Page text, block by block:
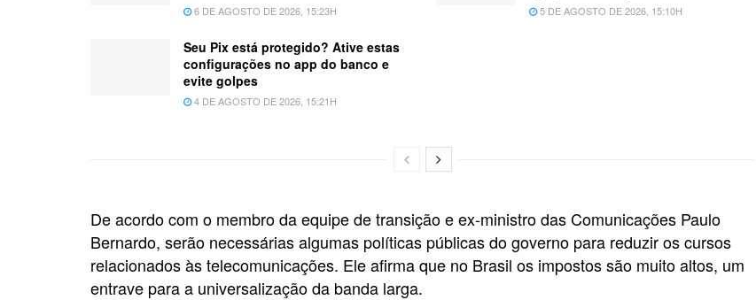
6 DE AGOSTO DE 2026, 15:23H 5 DE AGOSTO DE 2026, 15:10H
Seu Pix está protegido? Ative estas
configurações no app do banco e
evite golpes
4 DE AGOSTO DE 2026, 15:21H
De acordo com o membro da equipe de transição e ex-ministro das Comunicações Paulo
Bernardo, serão necessárias algumas políticas públicas do governo para reduzir os cursos
relacionados às telecomunicações. Ele afirma que no Brasil os impostos são muito altos, um
entrave para a universalização da banda larga.